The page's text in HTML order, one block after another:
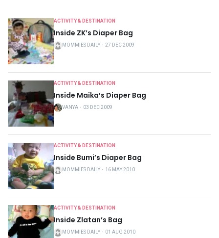
ACTIVITY & DESTINATION
Inside ZK’s Diaper Bag
MOMMIES DAILY ・ 27 DEC 2009
ACTIVITY & DESTINATION
Inside Maika’s Diaper Bag
VANYA ・ 03 DEC 2009
ACTIVITY & DESTINATION
Inside Bumi’s Diaper Bag
MOMMIES DAILY ・ 16 MAY 2010
ACTIVITY & DESTINATION
Inside Zlatan’s Bag
MOMMIES DAILY ・ 01 AUG 2010